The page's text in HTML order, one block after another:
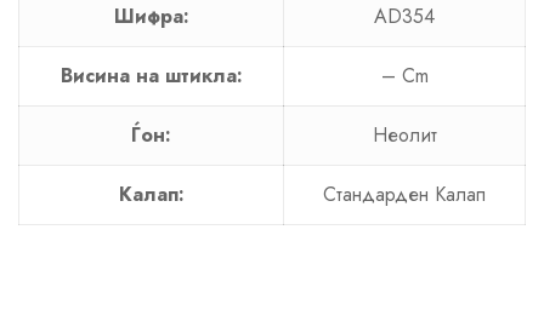
Шифра: AD354
Висина на штикла: – Cm
Ѓон: Неолит
Калап: Стандарден Калап